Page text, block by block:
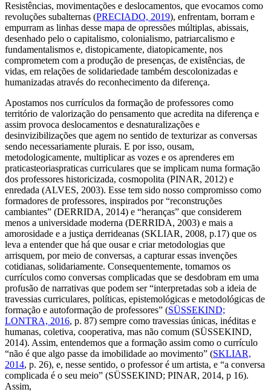
Resistências, movimentações e deslocamentos, que evocamos como
revoluções subalternas (PRECIADO, 2019), enfrentam, borram e
empurram as linhas desse mapa de opressões múltiplas, abissais,
desenhado pelo o capitalismo, colonialismo, patriarcalismo e
fundamentalismos e, distopicamente, diatopicamente, nos
comprometem com a produção de presenças, de existências, de
vidas, em relações de solidariedade também descolonizadas e
humanizadas através do reconhecimento da diferença.
Apostamos nos currículos da formação de professores como
território de valorização do pensamento que acredita na diferença e
assim provoca deslocamentos e desnaturalizações e
desinvizibilizações que agem no sentido de texturizar as conversas
sendo necessariamente plurais. E por isso, ousam,
metodologicamente, multiplicar as vozes e os aprenderes em
praticasteoriaspraticas curriculares que se implicam numa formação
dos professores historicizada, cosmopolita (PINAR, 2012) e
enredada (ALVES, 2003). Esse tem sido nosso compromisso como
formadores de professores, inspirados por “reconstruções
cambiantes” (DERRIDA, 2014) e “heranças” que considerem
menos a universidade moderna (DERRIDA, 2003) e mais a
amorosidade e a justiça derrideanas (SKLIAR, 2008, p.17) que os
leva a entender que há que ousar e criar metodologias que
arrisquem, por meio de conversas, a capturar essas invenções
cotidianas, solidariamente. Consequentemente, tomamos os
currículos como conversas complicadas que se desdobram em uma
profusão de narrativas que podem ser “interpretadas sob a ideia de
travessias curriculares, políticas, epistemológicas e metodológicas de
formação e autoformação de professores” (SÜSSEKIND;
LONTRA, 2016, p. 87) sempre como travessias únicas, inéditas e
humanas, coletiva, cooperativa, mas não comum (SÜSSEKIND,
2014). Assim, entendemos que a formação assim como o currículo
“não é que algo passe da imobilidade ao movimento” (SKLIAR,
2014, p. 26), e, nesse sentido, o professor é um artista, e “a conversa
complicada é o seu meio” (SÜSSEKIND; PINAR, 2014, p 16).
Assim,